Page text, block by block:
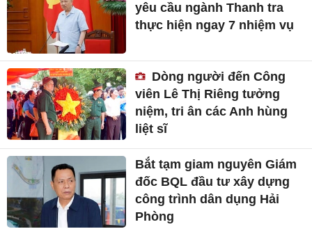
yêu cầu ngành Thanh tra
thực hiện ngay 7 nhiệm vụ
Dòng người đến Công
viên Lê Thị Riêng tưởng
niệm, tri ân các Anh hùng
liệt sĩ
Bắt tạm giam nguyên Giám
đốc BQL đầu tư xây dựng
công trình dân dụng Hải
Phòng